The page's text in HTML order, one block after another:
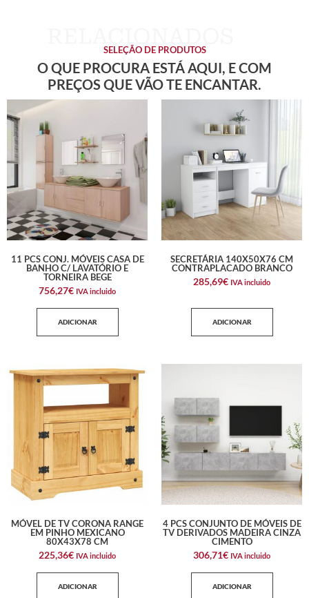
SELEÇÃO DE PRODUTOS
O QUE PROCURA ESTÁ AQUI, E COM
PREÇOS QUE VÃO TE ENCANTAR.
11 PCS CONJ. MÓVEIS CASA DE
BANHO C/ LAVATÓRIO E
TORNEIRA BEGE
756,27€ IVA incluido
ADICIONAR
SECRETÁRIA 140X50X76 CM
CONTRAPLACADO BRANCO
285,69€ IVA incluido
ADICIONAR
MÓVEL DE TV CORONA RANGE
EM PINHO MEXICANO
80X43X78 CM
225,36€ IVA incluido
ADICIONAR
4 PCS CONJUNTO DE MÓVEIS DE
TV DERIVADOS MADEIRA CINZA
CIMENTO
306,71€ IVA incluido
ADICIONAR